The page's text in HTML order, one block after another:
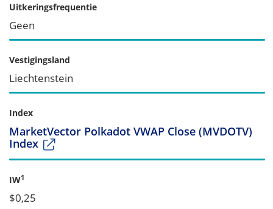
Uitkeringsfrequentie
Geen
Vestigingsland
Liechtenstein
Index
MarketVector Polkadot VWAP Close (MVDOTV)
Index
IW1
$0,25